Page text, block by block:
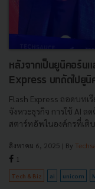
หลังจากเป็นยูนิคอร์น
Express บทถัดไปยูนิค
Flash Express ถอดบท
จังหวะธุรกิจ การใช้ AI
สตาร์ทอัพในองค์กรที่เติบโ
สิงหาคม 6, 2025 | By
1
Tech & Biz ai unicorn